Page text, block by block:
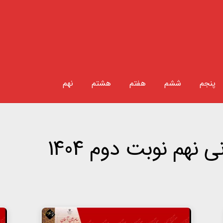
پنجم ششم هفتم هشتم نهم
نوبت دوم 1404